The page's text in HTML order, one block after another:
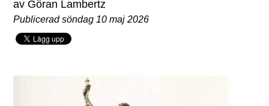
av Göran Lambertz
Publicerad söndag 10 maj 2026